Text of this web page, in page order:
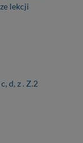
lekcji
d, z . Z.2